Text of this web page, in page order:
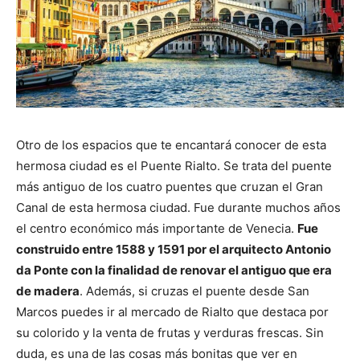
Otro de los espacios que te encantará conocer de esta
hermosa ciudad es el Puente Rialto. Se trata del puente
más antiguo de los cuatro puentes que cruzan el Gran
Canal de esta hermosa ciudad. Fue durante muchos años
el centro económico más importante de Venecia. Fue
construido entre 1588 y 1591 por el arquitecto Antonio
da Ponte con la finalidad de renovar el antiguo que era
de madera. Además, si cruzas el puente desde San
Marcos puedes ir al mercado de Rialto que destaca por
su colorido y la venta de frutas y verduras frescas. Sin
duda, es una de las cosas más bonitas que ver en